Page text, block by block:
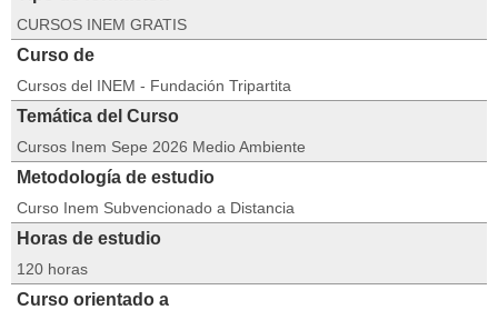
CURSOS INEM GRATIS
Curso de
Cursos del INEM - Fundación Tripartita
Temática del Curso
Cursos Inem Sepe 2026 Medio Ambiente
Metodología de estudio
Curso Inem Subvencionado a Distancia
Horas de estudio
120 horas
Curso orientado a